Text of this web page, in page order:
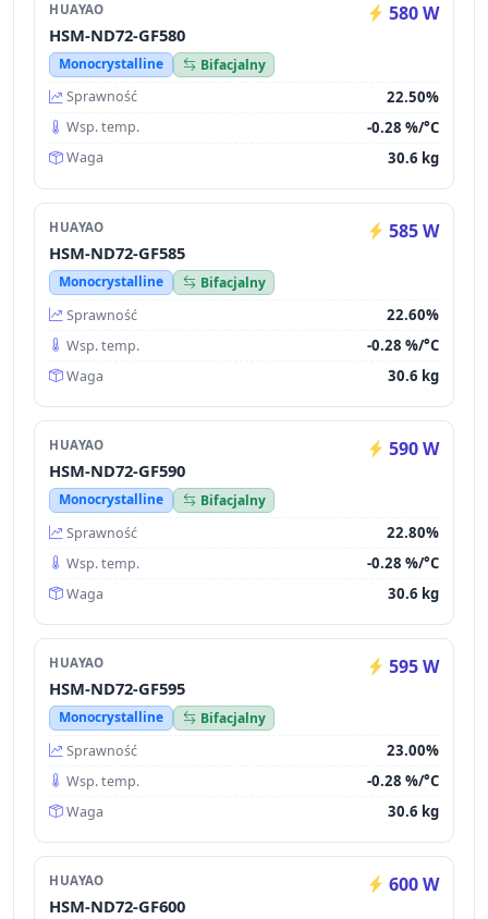
HUAYAO 580 W
HSM-ND72-GF580
Monocrystalline
Bifacjalny
Sprawność
22.50%
Wsp. temp. -0.28 %/°C
Waga 30.6 kg
HUAYAO 585 W
HSM-ND72-GF585
Monocrystalline
Bifacjalny
Sprawność
22.60%
Wsp. temp. -0.28 %/°C
Waga 30.6 kg
HUAYAO 590 W
HSM-ND72-GF590
Monocrystalline
Bifacjalny
Sprawność
22.80%
Wsp. temp. -0.28 %/°C
Waga 30.6 kg
HUAYAO 595 W
HSM-ND72-GF595
Monocrystalline
Bifacjalny
Sprawność
23.00%
Wsp. temp. -0.28 %/°C
Waga 30.6 kg
HUAYAO 600 W
HSM-ND72-GF600